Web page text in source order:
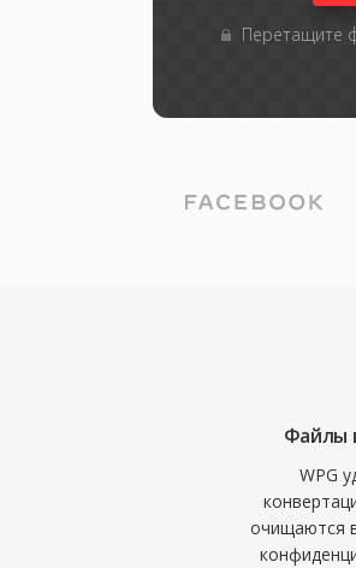
Перетащите
Файлы
WPG
очищаются